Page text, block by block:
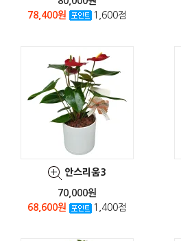
78,400원
1,600점
안스리움3
70,000원
68,600원
1,400점